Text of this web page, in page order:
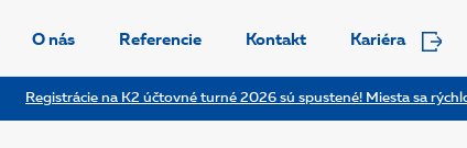
Registrácie na K2 účtovné turné 2026 sú spustené! Miesta sa
O nás Referencie Kontakt Kariéra